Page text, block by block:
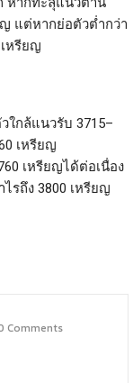
แต่หากย่อตัวต่ำกว่า
หรียญ
ใกล้แนวรับ 3715–
เหรียญ
เหรียญได้ต่อเนื่อง
รถึง 3800 เหรียญ
Comments